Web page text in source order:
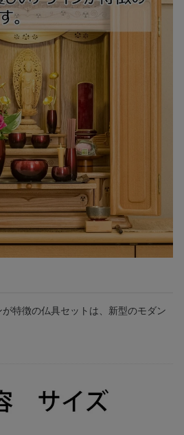
特徴の仏具セットは、新型のモダン